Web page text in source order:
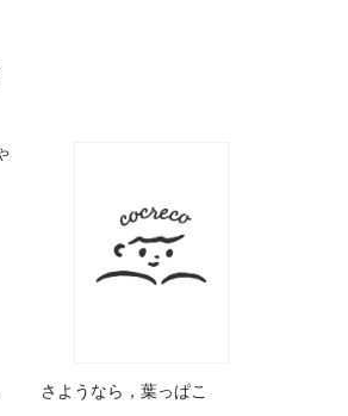
さようなら，葉っぱこ
長浜高校水族館
悪役なんて、ご